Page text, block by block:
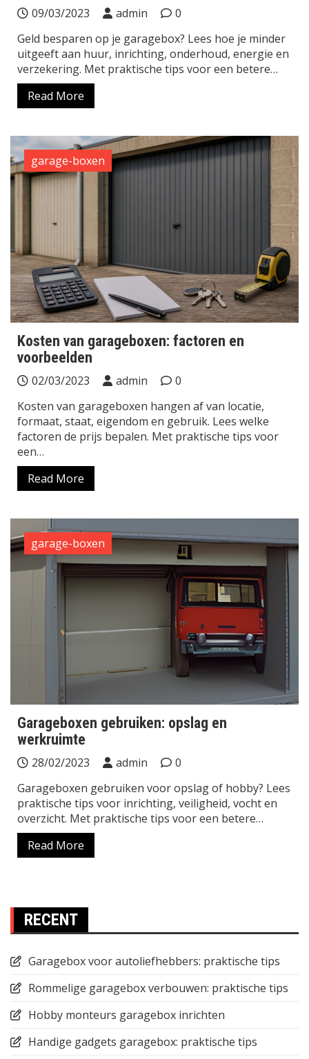
09/03/2023 admin
0
Geld besparen op je garagebox? Lees hoe je minder
uitgeeft aan huur, inrichting, onderhoud, energie en
verzekering. Met praktische tips voor een betere…
Read More
garage-boxen
Kosten van garageboxen: factoren en
voorbeelden
02/03/2023 admin
0
Kosten van garageboxen hangen af van locatie,
formaat, staat, eigendom en gebruik. Lees welke
factoren de prijs bepalen. Met praktische tips voor
een…
Read More
garage-boxen
Garageboxen gebruiken: opslag en
werkruimte
28/02/2023 admin
0
Garageboxen gebruiken voor opslag of hobby? Lees
praktische tips voor inrichting, veiligheid, vocht en
overzicht. Met praktische tips voor een betere…
Read More
RECENT
Garagebox voor autoliefhebbers: praktische tips
Rommelige garagebox verbouwen: praktische tips
Hobby monteurs garagebox inrichten
Handige gadgets garagebox: praktische tips